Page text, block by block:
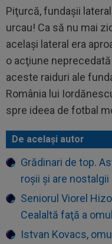
Piţurcă, fundaşii
urcau! Ca să nu mai
acelaşi lateral era
o acţiune
aceste raiduri ale
România lui
spre ideea de fotbal
De același autor
Grădinari de top.
roșii și are
Seniorul Viorel
Cealaltă faţă a
Istvan Kovacs,